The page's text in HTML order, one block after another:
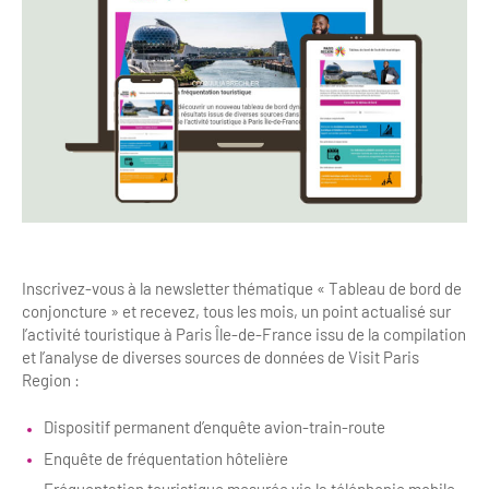
Clientèles lointaines
Clientèles spécifiques
Etudes et enquêtes
Etudes thématiques
Dispositifs d'enquêtes
Chiffres clés de la destination
Repères annuel
La liste des OT d'Île-de-France
Offres d'emplois et de stages
Formations
Mode d'emploi formations
Formations OT
Ateliers
Matinales
Webinaires
E-learning
Restaurants impressionnistes
Hébergements impressionnistes
Offre culturelle impressionniste
Offre de la destination
Croisiéristes/Bateaux
Parcs d’attractions et animaliers
Cabarets et casino
Expériences et visites
Grands magasins et outlets
Inscrivez-vous à la newsletter thématique « Tableau de bord de
conjoncture » et recevez, tous les mois, un point actualisé sur
l’activité touristique à Paris Île-de-France issu de la compilation
et l’analyse de diverses sources de données de Visit Paris
Region :
Dispositif permanent d’enquête avion-train-route
Enquête de fréquentation hôtelière